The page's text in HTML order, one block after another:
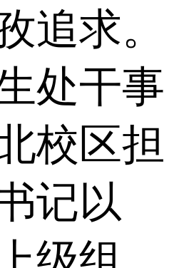
追求。
处干事
校区担
记以